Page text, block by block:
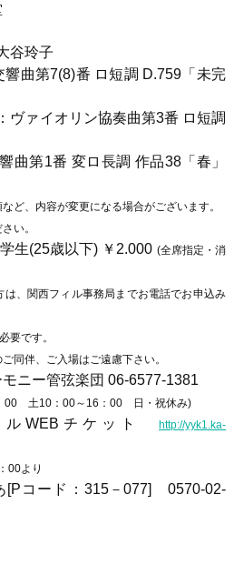
玲子
曲第7(8)番 ロ短調 D.759「未完
イオリン協奏曲第3番 ロ短調
1番 変ロ長調 作品38「春」
ど、内容が変更になる場合がございます。
い。
(25歳以下) ￥2.000 (全席指定・消
、関西フィル事務局までお電話でお申込み
です。
同伴、ご入場はご遠慮下さい。
ニー管弦楽団 06-6577-1381
00 土10：00～16：00 日・祝休み)
チケットhttp://yyk1.ka-
00より
ド：315－077] 0570-02-